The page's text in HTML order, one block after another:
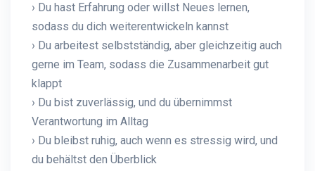
› Du hast Erfahrung oder willst Neues lernen,
sodass du dich weiterentwickeln kannst
› Du arbeitest selbstständig, aber gleichzeitig auch
gerne im Team, sodass die Zusammenarbeit gut
klappt
› Du bist zuverlässig, und du übernimmst
Verantwortung im Alltag
› Du bleibst ruhig, auch wenn es stressig wird, und
du behältst den Überblick